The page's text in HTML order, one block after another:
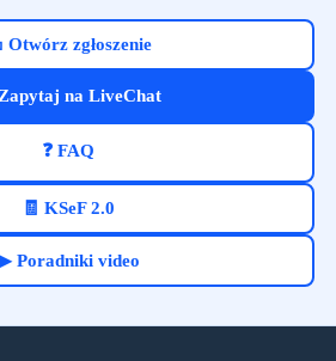
Otwórz zgłoszenie
na LiveChat
❓ FAQ
🧾 KSeF 2.0
Poradniki video